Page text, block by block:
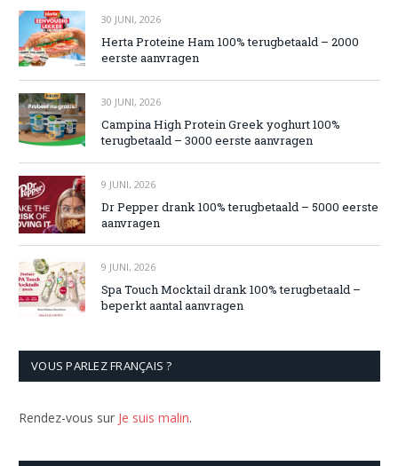
30 JUNI, 2026
Herta Proteine Ham 100% terugbetaald – 2000
eerste aanvragen
30 JUNI, 2026
Campina High Protein Greek yoghurt 100%
terugbetaald – 3000 eerste aanvragen
9 JUNI, 2026
Dr Pepper drank 100% terugbetaald – 5000 eerste
aanvragen
9 JUNI, 2026
Spa Touch Mocktail drank 100% terugbetaald –
beperkt aantal aanvragen
VOUS PARLEZ FRANÇAIS ?
Rendez-vous sur Je suis malin.